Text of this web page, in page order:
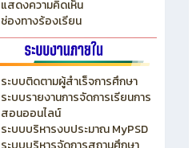
ITAปีงบประมาณ 2567
ITAปีงบประมาณ 2568
ปีงบประมาณ 2569
แสดงความคิดเห็น
ช่องทางร้องเรียน